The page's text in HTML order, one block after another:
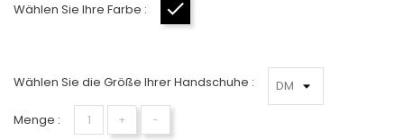
Wählen Sie Ihre Farbe :
Wählen Sie die Größe Ihrer Handschuhe :
Menge : + −